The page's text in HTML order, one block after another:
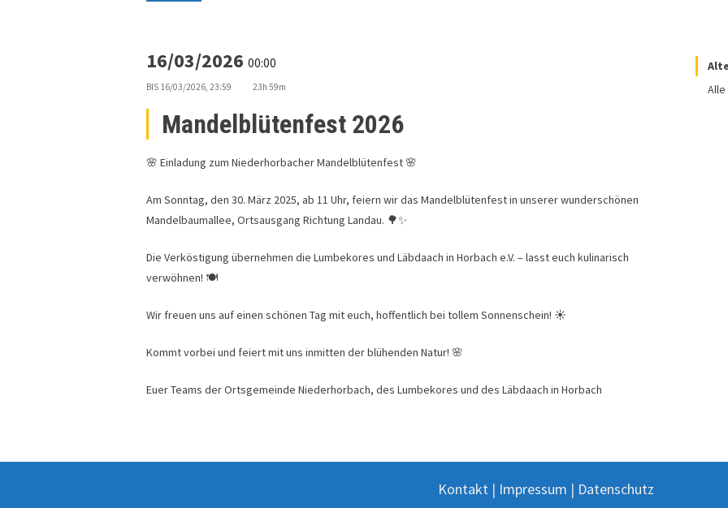
16/03/202600:00
BIS 16/03/2026, 23:59 23h 59m
Mandelblütenfest 2026
🌸 Einladung zum Niederhorbacher Mandelblütenfest 🌸
Am Sonntag, den 30. März 2025, ab 11 Uhr, feiern wir das Mandelblütenfest in unserer wunderschönen
Mandelbaumallee, Ortsausgang Richtung Landau. 🌳✨
Die Verköstigung übernehmen die Lumbekores und Läbdaach in Horbach e.V. – lasst euch kulinarisch
verwöhnen! 🍽️
Wir freuen uns auf einen schönen Tag mit euch, hoffentlich bei tollem Sonnenschein! ☀️
Kommt vorbei und feiert mit uns inmitten der blühenden Natur! 🌸
Euer Teams der Ortsgemeinde Niederhorbach, des Lumbekores und des Läbdaach in Horbach
Alle
Kontakt| Impressum | Datenschutz